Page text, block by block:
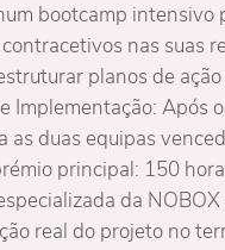
bootcamp intensivo
nas suas
planos de
Implementação: Após
as duas equipas
principal: 150
da
real do projeto no